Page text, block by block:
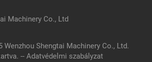
Machinery Co., Ltd
Wenzhou Shengtai Machinery Co., Ltd.
-- Adatvédelmi szabályzat